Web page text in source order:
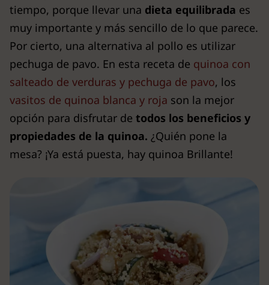
tiempo, porque llevar una dieta equilibrada es
muy importante y más sencillo de lo que parece.
Por cierto, una alternativa al pollo es utilizar
pechuga de pavo. En esta receta de quinoa con
salteado de verduras y pechuga de pavo, los
vasitos de quinoa blanca y roja son la mejor
opción para disfrutar de todos los beneficios y
propiedades de la quinoa. ¿Quién pone la
mesa? ¡Ya está puesta, hay quinoa Brillante!